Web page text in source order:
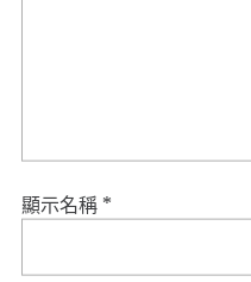
顯示名稱 *